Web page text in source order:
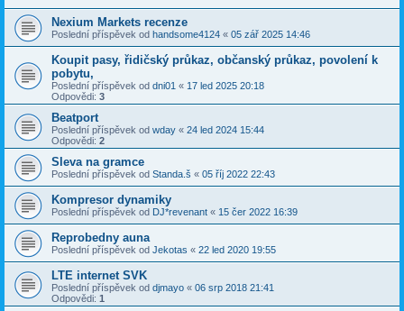
Nexium Markets recenze
Poslední příspěvek od handsome4124 « 05 zář 2025 14:46
Koupit pasy, řidičský průkaz, občanský průkaz, povolení k
pobytu,
Poslední příspěvek od dni01 « 17 led 2025 20:18
Odpovědi: 3
Beatport
Poslední příspěvek od wday « 24 led 2024 15:44
Odpovědi: 2
Sleva na gramce
Poslední příspěvek od Standa.š « 05 říj 2022 22:43
Kompresor dynamiky
Poslední příspěvek od DJ*revenant « 15 čer 2022 16:39
Reprobedny auna
Poslední příspěvek od Jekotas « 22 led 2020 19:55
LTE internet SVK
Poslední příspěvek od djmayo « 06 srp 2018 21:41
Odpovědi: 1